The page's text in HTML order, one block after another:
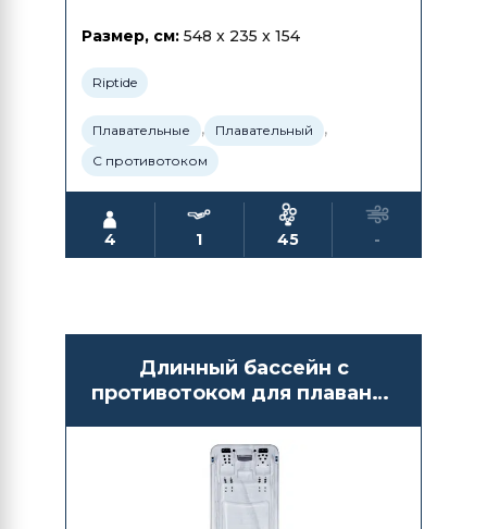
Размер, см: 548 x 235 x 154
Riptide
Плавательные , Плавательный ,
С противотоком
4 1 45 -
Длинный бассейн с
противотоком для плавания